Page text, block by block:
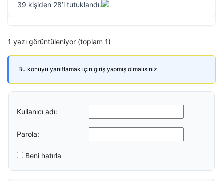
39 kişiden 28’i tutuklandı.
1 yazı görüntüleniyor (toplam 1)
Bu konuyu yanıtlamak için giriş yapmış olmalısınız.
Kullanıcı adı:
Parola:
Beni hatırla